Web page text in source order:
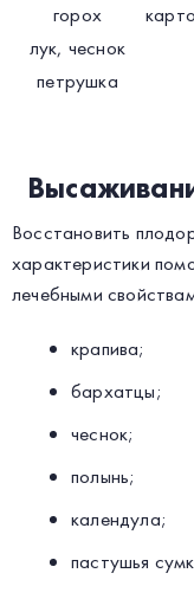
горох
лук, чеснок
петрушка
Восстановить
характеристики
лечебными
крапива;
бархатцы;
чеснок;
полынь;
календула;
пастушья